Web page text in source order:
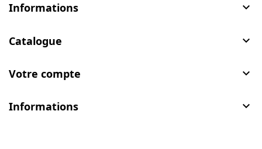
Informations 
Catalogue 
Votre compte 
Informations 